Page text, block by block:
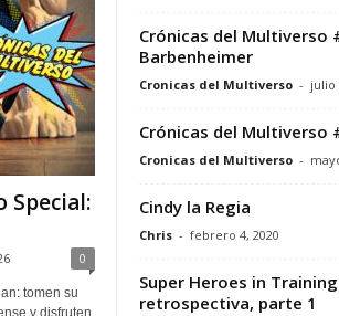
Special:
0
tomen su
Crónicas del Multiverso
Barbenheimer
Cronicas del Multiverso - julio
Crónicas del Multiverso
Cronicas del Multiverso -
Cindy la Regia
Chris - febrero 4, 2020
Super Heroes in
retrospectiva, parte 1